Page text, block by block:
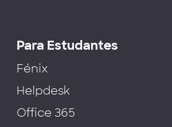
Para Estudantes
Fénix
Helpdesk
Office 365